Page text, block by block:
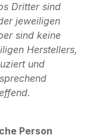
Dritter sind
jeweiligen
sind keine
Herstellers,
und
Person